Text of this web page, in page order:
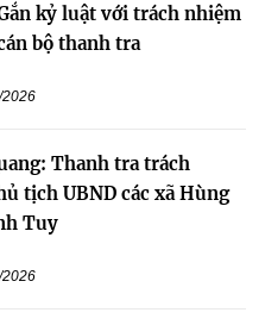
kỷ luật với trách nhiệm
bộ thanh tra
2026
Thanh tra trách
tịch UBND các xã Hùng
Tuy
2026